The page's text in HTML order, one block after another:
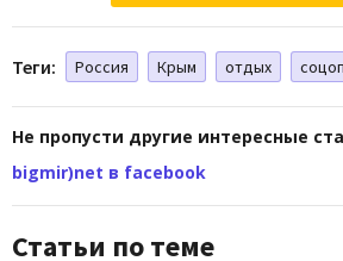
Теги: Россия Крым отдых
Не пропусти другие интересные
bigmir)net в facebook
Статьи по теме